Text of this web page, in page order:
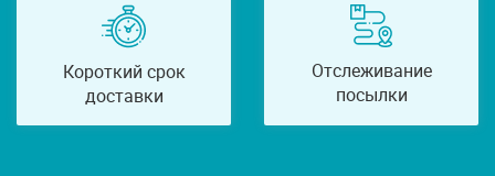
Короткий срок
доставки
Отслеживание
посылки